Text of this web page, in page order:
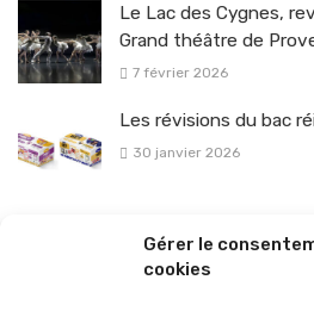
Gérer le
cookies
Le Lac des Cygnes,
Grand théâtre de
7 février 2026
Les révisions du bac
30 janvier 2026